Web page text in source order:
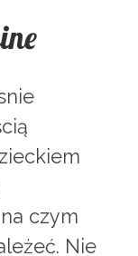
czym
Nie